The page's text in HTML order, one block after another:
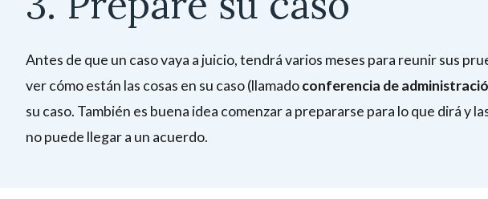
Antes de que un caso vaya a juicio, tendrá varios meses para reunir sus
ver cómo están las cosas en su caso (llamadoconferencia de
su caso. También es buena idea comenzar a prepararse para lo que dirá y
no puede llegar a un acuerdo.